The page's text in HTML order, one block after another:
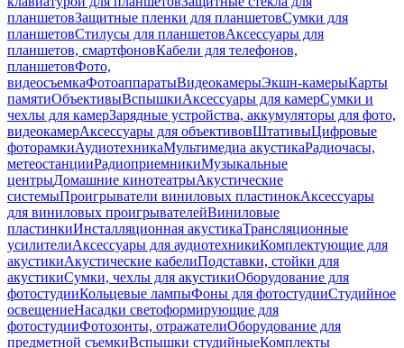
планшетовЗащитные пленки для планшетовСумки для
планшетовСтилусы для планшетовАксессуары для
планшетов, смартфоновКабели для телефонов,
планшетовФото,
видеосъемкаФотоаппаратыВидеокамерыЭкшн-камерыКарты
памятиОбъективыВспышкиАксессуары для камерСумки и
чехлы для камерЗарядные устройства, аккумуляторы для фото,
видеокамерАксессуары для объективовШтативыЦифровые
фоторамкиАудиотехникаМультимедиа акустикаРадиочасы,
метеостанцииРадиоприемникиМузыкальные
центрыДомашние кинотеатрыАкустические
системыПроигрыватели виниловых пластинокАксессуары
для виниловых проигрывателейВиниловые
пластинкиИнсталляционная акустикаТрансляционные
усилителиАксессуары для аудиотехникиКомплектующие для
акустикиАкустические кабелиПодставки, стойки для
акустикиСумки, чехлы для акустикиОборудование для
фотостудииКольцевые лампыФоны для фотостудииСтудийное
освещениеНасадки светоформирующие для
фотостудииФотозонты, отражателиОборудование для
предметной съемкиВспышки студийныеКомплекты